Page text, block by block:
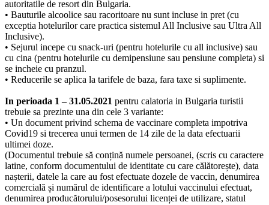
autoritatile de resort din Bulgaria.
• Bauturile alcoolice sau racoritoare nu sunt incluse in pret (cu
exceptia hotelurilor care practica sistemul All Inclusive sau Ultra All
Inclusive).
• Sejurul incepe cu snack-uri (pentru hotelurile cu all inclusive) sau
cu cina (pentru hotelurile cu demipensiune sau pensiune completa) si
se incheie cu pranzul.
• Reducerile se aplica la tarifele de baza, fara taxe si suplimente.
In perioada 1 – 31.05.2021 pentru calatoria in Bulgaria turistii
trebuie sa prezinte una din cele 3 variante:
• Un document privind schema de vaccinare completa impotriva
Covid19 si trecerea unui termen de 14 zile de la data efectuarii
ultimei doze.
(Documentul trebuie să conțină numele persoanei, (scris cu caractere
latine, conform documentului de identitate cu care călătorește), data
nașterii, datele la care au fost efectuate dozele de vaccin, denumirea
comercială și numărul de identificare a lotului vaccinului efectuat,
denumirea producătorului/posesorului licenței de utilizare, statul